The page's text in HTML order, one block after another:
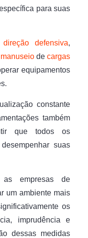
para suas
direção defensiva,
decargas
equipamentos
constante
também
que todos os
suas
empresas de
um ambiente mais
os
imprudência e
dessas medidas